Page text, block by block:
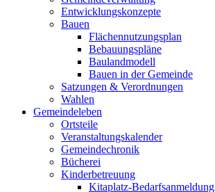
Entwicklungskonzepte
Bauen
Flächennutzungsplan
Bebauungspläne
Baulandmodell
Bauen in der Gemeinde
Satzungen & Verordnungen
Wahlen
Gemeindeleben
Ortsteile
Veranstaltungskalender
Gemeindechronik
Bücherei
Kinderbetreuung
Kitaplatz-Bedarfsanmeldung